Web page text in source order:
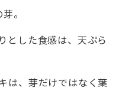
。
とした食感は、天ぷら
は、芽だけではなく葉